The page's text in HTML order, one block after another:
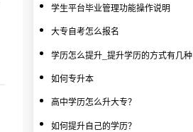
学生平台毕业管理功能操作说明
大专自考怎么报名
学历怎么提升_提升学历的方式有几种
如何专升本
高中学历怎么升大专？
如何提升自己的学历？